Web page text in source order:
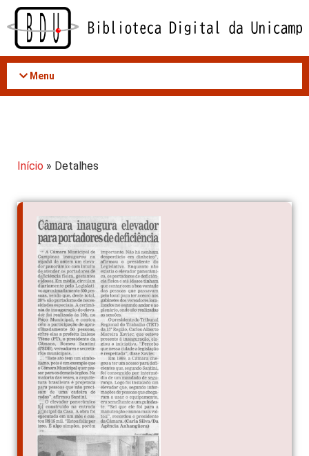
Acessar
conteúdo
Menu
Início » Detalhes